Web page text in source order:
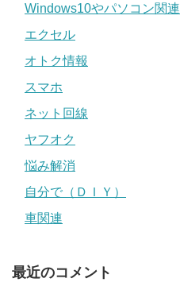
Windows10やパソコン関連
エクセル
オトク情報
スマホ
ネット回線
ヤフオク
悩み解消
自分で（ＤＩＹ）
車関連
最近のコメント